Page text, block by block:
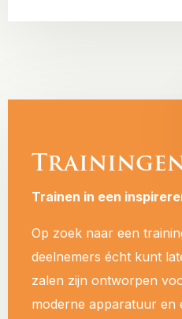
Trainen in een
Op zoek naar een
deelnemers écht kunt
zalen zijn ontworpen
moderne apparatuur en